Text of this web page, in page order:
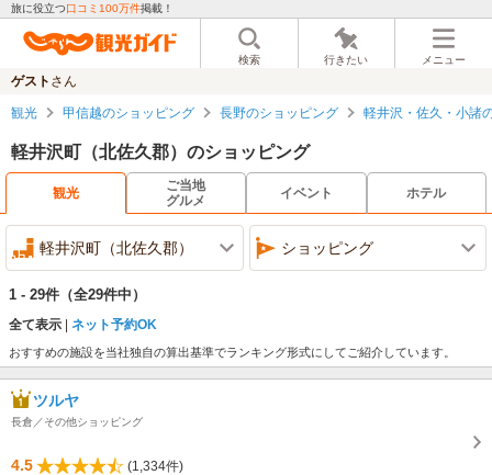
旅に役立つ口コミ100万件掲載！
検索 行きたい メニュー
ゲスト さん
観光 甲信越のショッピング 長野のショッピング 軽井沢・佐久・小諸
軽井沢町（北佐久郡）のショッピング
観光
ご当地
グルメ
イベント ホテル
軽井沢町（北佐久郡） ショッピング
1 - 29件 （全29件中）
全て表示 ネット予約OK
おすすめの施設を当社独自の算出基準でランキング形式にしてご紹介しています。
ツルヤ
長倉／その他ショッピング
4.5
(1,334件)